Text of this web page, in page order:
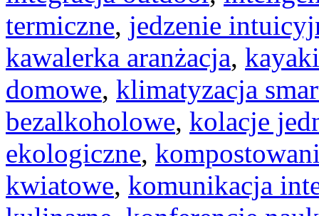
termiczne, jedzenie
kawalerka aranżacja,
domowe, klimatyzacja
bezalkoholowe, kolacje
ekologiczne,
kwiatowe, komunikacja